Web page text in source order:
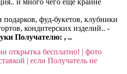
подарков, фуд-букетов, клубники
кондитерских изделий.. -
Получателю: , ..
открытка бесплатно! | фото
| если Получатель не